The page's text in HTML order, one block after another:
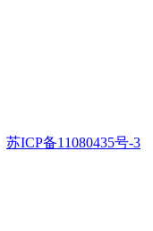
苏ICP备11080435号-3